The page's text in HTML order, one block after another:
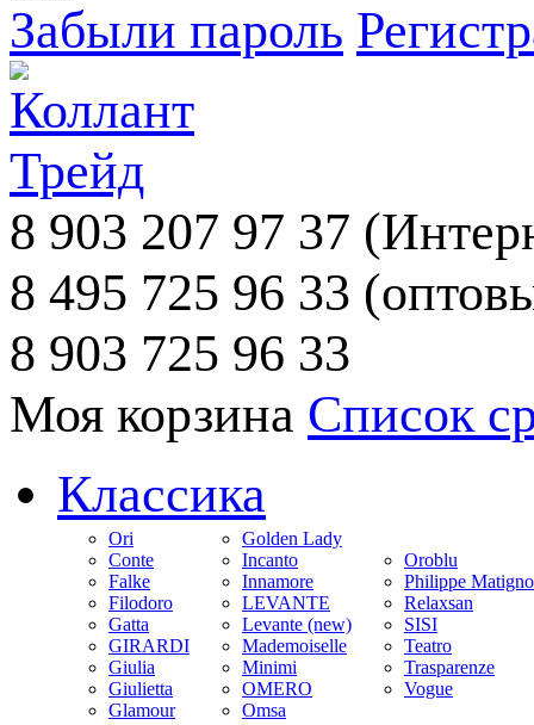
Забыли пароль
8 903 207 97 37
8 495 725 96 33
8 903 725 96 33
Моя корзина Список
Классика
Ori
Conte
Falke
Filodoro
Gatta
GIRARDI
Giulia
Giulietta
Glamour
Golden Lady
Incanto
Innamore
LEVANTE
Levante (new)
Mademoiselle
Minimi
OMERO
Omsa
Oroblu
Philippe
Relaxsan
SISI
Teatro
Trasparenze
Vogue